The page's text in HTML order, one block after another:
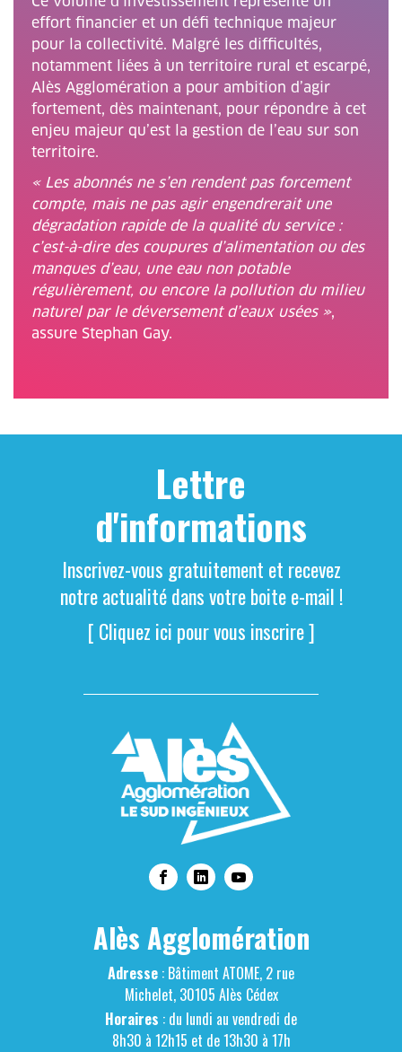
effort financier et un défi technique majeur
pour la collectivité. Malgré les difficultés,
notamment liées à un territoire rural et escarpé,
Alès Agglomération a pour ambition d’agir
fortement, dès maintenant, pour répondre à cet
enjeu majeur qu’est la gestion de l’eau sur son
territoire.
« Les abonnés ne s’en rendent pas forcement
compte, mais ne pas agir engendrerait une
dégradation rapide de la qualité du service :
c’est-à-dire des coupures d’alimentation ou des
manques d’eau, une eau non potable
régulièrement, ou encore la pollution du milieu
naturel par le déversement d’eaux usées »,
assure Stephan Gay.
Lettre
d'informations
Inscrivez-vous gratuitement et recevez
notre actualité dans votre boite e-mail !
[ Cliquez ici pour vous inscrire ]
Alès Agglomération
Adresse : Bâtiment ATOME, 2 rue
Michelet, 30105 Alès Cédex
Horaires : du lundi au vendredi de
8h30 à 12h15 et de 13h30 à 17h